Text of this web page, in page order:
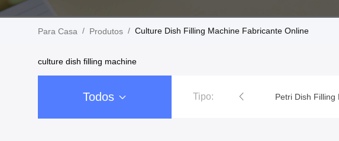
Produtos
Para Casa / Produtos / Culture Dish Filling Machine Fabricante Online
culture dish filling machine
Todos Tipo:
Máquina de enchimento asséptico Petri Dish Filling